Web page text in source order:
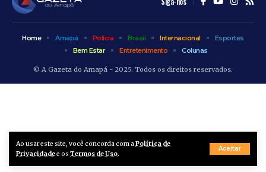
Ao usar este site, você concorda com aPolítica de
Privacidadee os Termos de Uso.
Aceitar
© A Gazeta do Amapá - 2025. Todos os direitos reservados.
Home Amapá Polícia Brasil Internacional
Esportes
Bem Estar
Entretenimento Colunas